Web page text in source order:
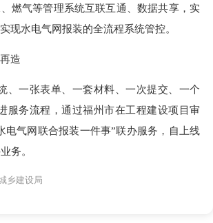
燃气等管理系统互联互通、数据共享，实
现水电气网报装的全流程系统管控。
造
、一张表单、一套材料、一次提交、一个
服务流程，通过福州市在工程建设项目审
电气网联合报装一件事”联办服务，自上线
务。
乡建设局